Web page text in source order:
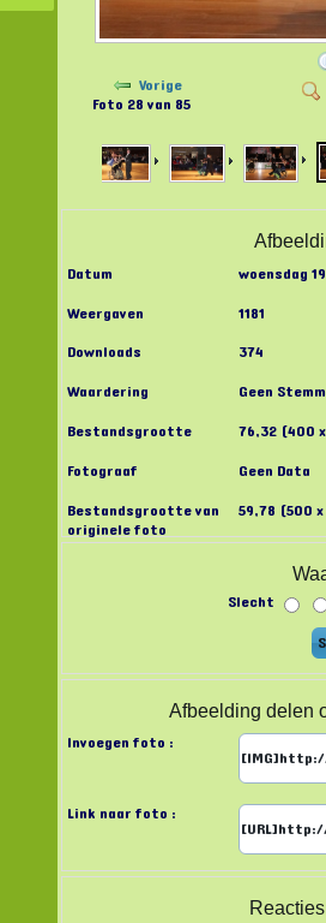
Vorige
Foto 28 van 85
Datum
woensdag
Weergaven
1181
Downloads
374
Waardering
Geen
Bestandsgrootte
76,32 (400
Fotograaf
Geen Data
Bestandsgrootte van
originele foto
59,78 (500
Slecht
Afbeelding delen
Invoegen foto :
Link naar foto :